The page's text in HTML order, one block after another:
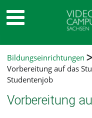
Bildungseinrichtungen
Vorbereitung auf das
Studentenjob